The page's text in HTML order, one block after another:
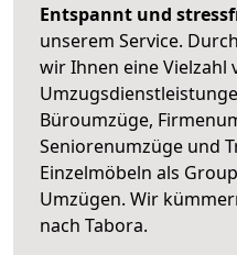
Entspannt und
unserem Service.
wir Ihnen eine Vielzahl
Büroumzüge,
Seniorenumzüge und
Einzelmöbeln als
Umzügen. Wir
nach Tabora.